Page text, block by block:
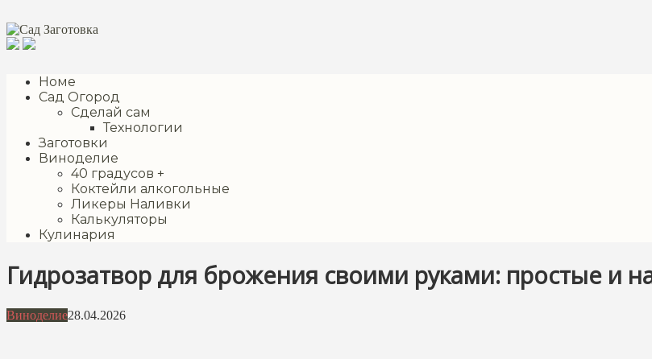
к
контенту
Номе
Сад Огород
Сделай сам
Технологии
Заготовки
Виноделие
40 градусов +
Коктейли алкогольные
Ликеры Наливки
Калькуляторы
Кулинария
Гидрозатвор для брожения своими руками: простые и
Виноделие28.04.2026